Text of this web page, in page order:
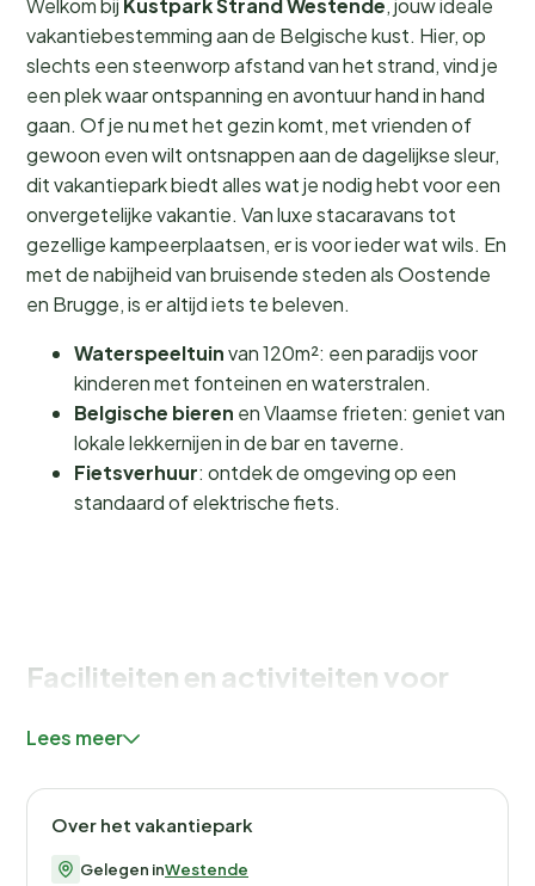
Welkom bij Kustpark Strand Westende, jouw ideale
vakantiebestemming aan de Belgische kust. Hier, op
slechts een steenworp afstand van het strand, vind je
een plek waar ontspanning en avontuur hand in hand
gaan. Of je nu met het gezin komt, met vrienden of
gewoon even wilt ontsnappen aan de dagelijkse sleur,
dit vakantiepark biedt alles wat je nodig hebt voor een
onvergetelijke vakantie. Van luxe stacaravans tot
gezellige kampeerplaatsen, er is voor ieder wat wils. En
met de nabijheid van bruisende steden als Oostende
en Brugge, is er altijd iets te beleven.
Waterspeeltuinvan 120m²: een paradijs voor
kinderen met fonteinen en waterstralen.
Belgische bieren en Vlaamse frieten: geniet van
lokale lekkernijen in de bar en taverne.
Fietsverhuur: ontdek de omgeving op een
standaard of elektrische fiets.
Faciliteiten en activiteiten voor
en gemak. De kinderen kunnen zich uren vermaken in
dewaterspeeltuin, terwijl jij geniet van een Belgisch
Lees meer
Over het vakantiepark
Gelegen inWestende